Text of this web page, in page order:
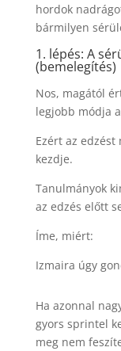
hordok
bármilyen
1. lépés: A
(bemelegítés)
Nos, magától
legjobb módja
Ezért az
kezdje.
Tanulmányok
az edzés előtt
Íme, miért:
Izmaira úgy
Ha azonnal
gyors sprintel
meg nem